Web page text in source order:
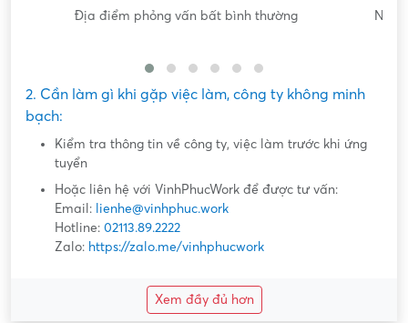
Nội dung mô tả công việc sơ sài, không đồng nhất với công
2. Cần làm gì khi gặp việc làm, công ty không minh
bạch:
Kiểm tra thông tin về công ty, việc làm trước khi ứng
tuyển
Hoặc liên hệ với VinhPhucWork để được tư vấn:
Email: lienhe@vinhphuc.work
Hotline: 02113.89.2222
Zalo: https://zalo.me/vinhphucwork
Xem đầy đủ hơn